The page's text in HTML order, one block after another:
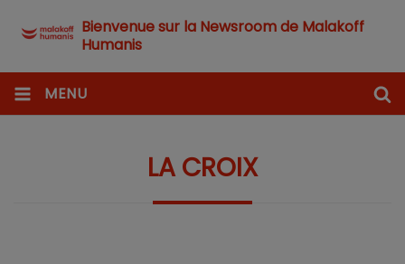
Bienvenue sur la Newsroom de Malakoff
Humanis
MENU
LA CROIX